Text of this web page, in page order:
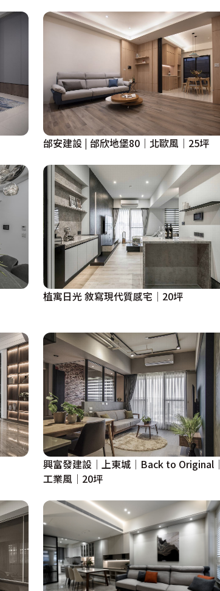
邰安建設 | 邰欣地堡80｜北歐風｜25坪
植寓日光 敘寫現代質感宅│20坪
興富發建設│上東城│Back to Original│
工業風│20坪